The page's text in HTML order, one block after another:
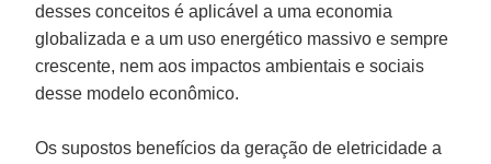
desses conceitos é aplicável a uma economia
globalizada e a um uso energético massivo e sempre
crescente, nem aos impactos ambientais e sociais
desse modelo econômico.
Os supostos benefícios da geração de eletricidade a